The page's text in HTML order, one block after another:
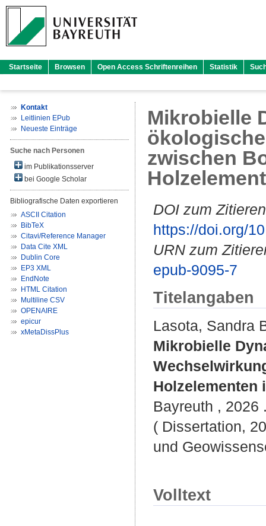
Startseite Browsen Open Access Schriftenreihen Statistik
Kontakt
Leitlinien EPub
Neueste Einträge
Suche nach Personen
im Publikationsserver
bei Google Scholar
Bibliografische Daten exportieren
ASCII Citation
BibTeX
Citavi/Reference Manager
Data Cite XML
Dublin Core
EP3 XML
EndNote
HTML Citation
Multiline CSV
OPENAIRE
epicur
xMetaDissPlus
Mikrobielle
zwischen
DOI zum
https://doi.org/
URN zum
epub-9095-7
Titelangaben
Lasota, Sandra
Mikrobielle
Holzelementen
Bayreuth , 2026
( Dissertation,
und
Volltext